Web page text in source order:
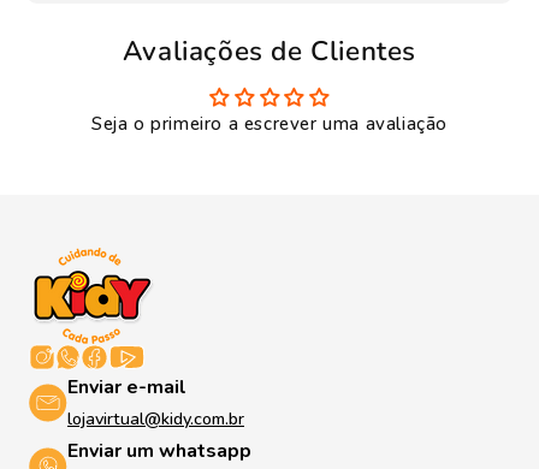
Avaliações de Clientes
Seja o primeiro a escrever uma avaliação
Enviar e-mail
lojavirtual@kidy.com.br
Enviar um whatsapp